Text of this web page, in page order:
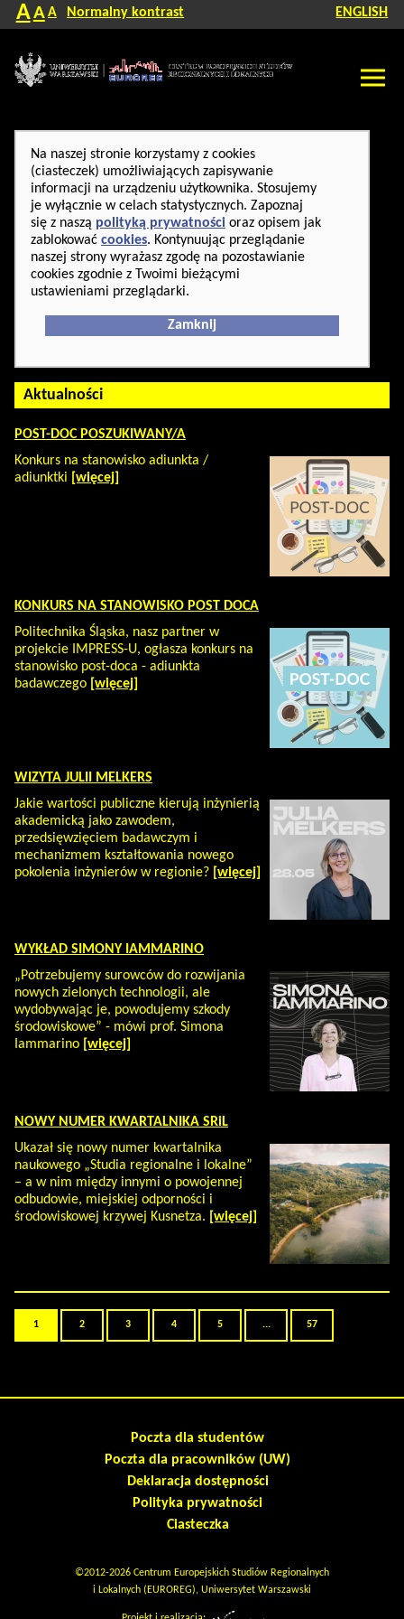
AA A Normalny kontrast ENGLISH
Na naszej stronie korzystamy z cookies
(ciasteczek) umożliwiających zapisywanie
informacji na urządzeniu użytkownika. Stosujemy
je wyłącznie w celach statystycznych. Zapoznaj
się z naszą polityką prywatności oraz opisem jak
zablokować cookies. Kontynuując przeglądanie
naszej strony wyrażasz zgodę na pozostawianie
cookies zgodnie z Twoimi bieżącymi
ustawieniami przeglądarki.
Zamknij
Aktualności
POST-DOC POSZUKIWANY/A
Konkurs na stanowisko adiunkta /
adiunktki
[więcej]
KONKURS NA STANOWISKO POST DOCA
Politechnika Śląska, nasz partner w
projekcie IMPRESS-U, ogłasza konkurs na
stanowisko post-doca - adiunkta
badawczego [więcej]
WIZYTA JULII MELKERS
Jakie wartości publiczne kierują inżynierią
akademicką jako zawodem,
przedsięwzięciem badawczym i
mechanizmem kształtowania nowego
pokolenia inżynierów w regionie? [więcej]
WYKŁAD SIMONY IAMMARINO
„Potrzebujemy surowców do rozwijania
nowych zielonych technologii, ale
wydobywając je, powodujemy szkody
środowiskowe” - mówi prof. Simona
Iammarino [więcej]
NOWY NUMER KWARTALNIKA SRiL
Ukazał się nowy numer kwartalnika
naukowego „Studia regionalne i lokalne”
– a w nim między innymi o powojennej
odbudowie, miejskiej odporności i
środowiskowej krzywej Kusnetza.
[więcej]
1 2 3 4 5 ... 57
Poczta dla studentów
Poczta dla pracowników (UW)
Deklaracja dostępności
Polityka prywatności
Ciasteczka
©2012-2026 Centrum Europejskich Studiów Regionalnych
i Lokalnych (EUROREG), Uniwersytet Warszawski